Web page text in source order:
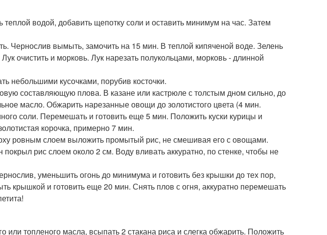
теплой водой, добавить щепотку соли и оставить минимум на час. Затем
Чернослив вымыть, замочить на 15 мин. В теплой кипяченой воде. Зелень
очистить и морковь. Лук нарезать полукольцами, морковь - длинной
небольшими кусочками, порубив косточки.
составляющую плова. В казане или кастрюле с толстым дном сильно, до
масло. Обжарить нарезанные овощи до золотистого цвета (4 мин.
соли. Перемешать и готовить еще 5 мин. Положить куски курицы и
корочка, примерно 7 мин.
ровным слоем выложить промытый рис, не смешивая его с овощами.
покрыл рис слоем около 2 см. Воду вливать аккуратно, по стенке, чтобы не
уменьшить огонь до минимума и готовить без крышки до тех пор,
крышкой и готовить еще 20 мин. Снять плов с огня, аккуратно перемешать
или топленого масла, всыпать 2 стакана риса и слегка обжарить. Положить